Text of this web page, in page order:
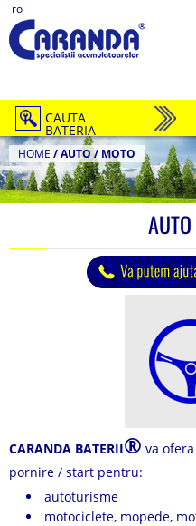
ro
CAUTA
BATERIA
HOME /AUTO / MOTO
CARANDA BATERII® va
pornire / start pentru:
autoturisme
motociclete, mopede,